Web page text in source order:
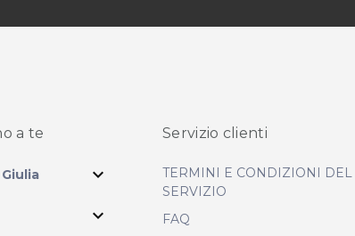
a te
expand_more
expand_more
Servizio clienti
TERMINI E CONDIZIONI DEL
SERVIZIO
FAQ